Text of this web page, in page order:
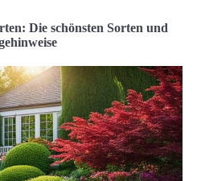
Die schönsten Sorten und